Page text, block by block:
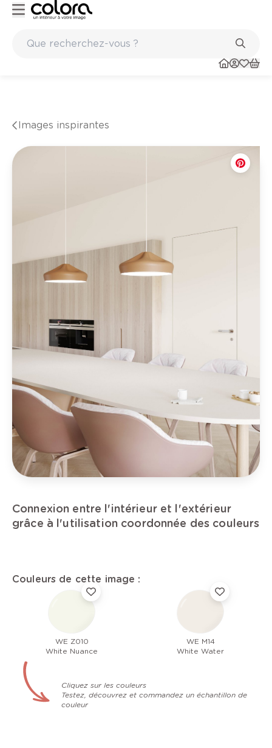
Images inspirantes
Connexion entre l'intérieur et l'extérieur
grâce à l'utilisation coordonnée des couleurs
Couleurs de cette image :
WE Z010
White Nuance
WE M14
White Water
Cliquez sur les couleurs
Testez, découvrez et commandez un échantillon de
couleur